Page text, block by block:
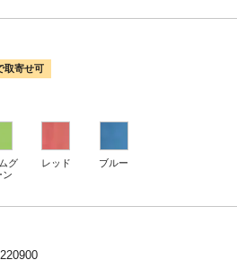
取寄せ可
グ
ン
レッド ブルー